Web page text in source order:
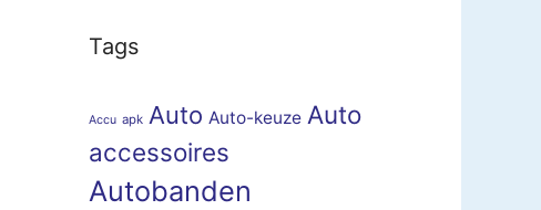
Tags
Accu apk Auto Auto-keuze Auto
accessoires
Autobanden